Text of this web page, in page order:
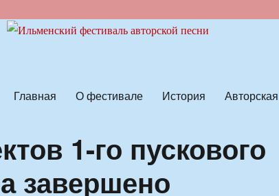
Главная О фестивале История
1-го пускового
завершено